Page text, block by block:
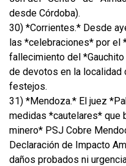
desde Córdoba).
30) *Corrientes.* Desde
las *celebraciones* por el
fallecimiento del
de devotos en la
festejos.
31) *Mendoza.* El juez
medidas *cautelares* que
minero* PSJ Cobre
Declaración de Impacto
daños probados ni